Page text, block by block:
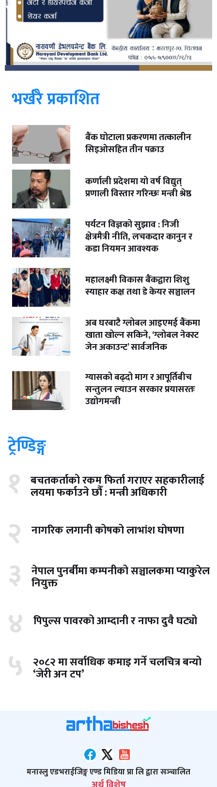
भर्खरै प्रकाशित
बैंक घोटाला प्रकरणमा तत्कालीन
सिइओसहित तीन पक्राउ
कर्णाली प्रदेशमा यो वर्ष विद्युत्
प्रणाली विस्तार गरिन्छः मन्त्री श्रेष्ठ
पर्यटन विज्ञको सुझाव : निजी
क्षेत्रमैत्री नीति, लचकदार कानुन र
कडा नियमन आवश्यक
महालक्ष्मी विकास बैंकद्वारा शिशु
स्याहार कक्ष तथा डे केयर सञ्चालन
अब घरबाटै ग्लोबल आइएमई बैंकमा
खाता खोल्न सकिने, ‘ग्लोबल नेक्स्ट
जेन अकाउन्ट’ सार्वजनिक
ग्यासको बढ्दो माग र आपूर्तिबीच
सन्तुलन ल्याउन सरकार प्रयासरतः
उद्योगमन्त्री
ट्रेण्डिङ्ग
१ बचतकर्ताको रकम फिर्ता गराएर सहकारीलाई
लयमा फर्काउने छौँ : मन्त्री अधिकारी
२ नागरिक लगानी कोषको लाभांश घोषणा
३ नेपाल पुनर्बीमा कम्पनीको सञ्चालकमा प्याकुरेल
नियुक्त
४ पिपुल्स पावरको आम्दानी र नाफा दुवै घट्यो
५ २०८२ मा सर्वाधिक कमाइ गर्ने चलचित्र बन्यो
‘जेरी अन टप’
मनास्लु एडभराईजिङ्ग एण्ड मिडिया प्रा लि द्वारा सञ्‍चालित